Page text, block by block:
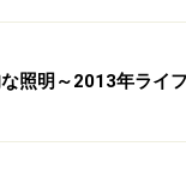
照明～2013年ライ